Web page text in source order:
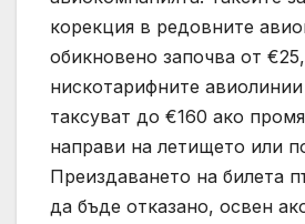
корекция в редовните
обикновено започва от
нискотарифните
таксуват до €160 ако
направи на летището или
Преиздаването на билета
да бъде отказано, освен